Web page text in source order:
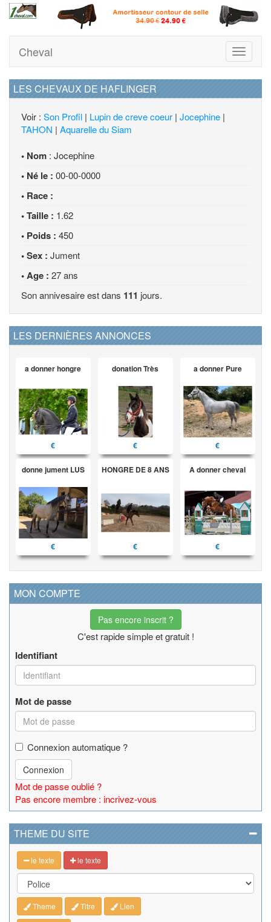
Toggle
Cheval
LES CHEVAUX DE HAFLINGER
Voir : Son Profil | Lupin de creve coeur | Jocephine |
TAHON | Aquarelle du Siam
• Nom : Jocephine
• Né le : 00-00-0000
• Race :
• Taille : 1.62
• Poids : 450
• Sex : Jument
• Age : 27 ans
Son annivesaire est dans 111 jours.
LES DERNIÈRES ANNONCES
a donner hongre
€
donation Très
€
a donner Pure
€
donne jument LUS
€
HONGRE DE 8 ANS
€
A donner cheval
€
MON COMPTE
Pas encore inscrit ?
C'est rapide simple et gratuit !
Identifiant
Mot de passe
Connexion automatique ?
Connexion
Mot de passe oublié ?
Pas encore membre : incrivez-vous
THEME DU SITE
le texte le texte
Theme Titre Lien